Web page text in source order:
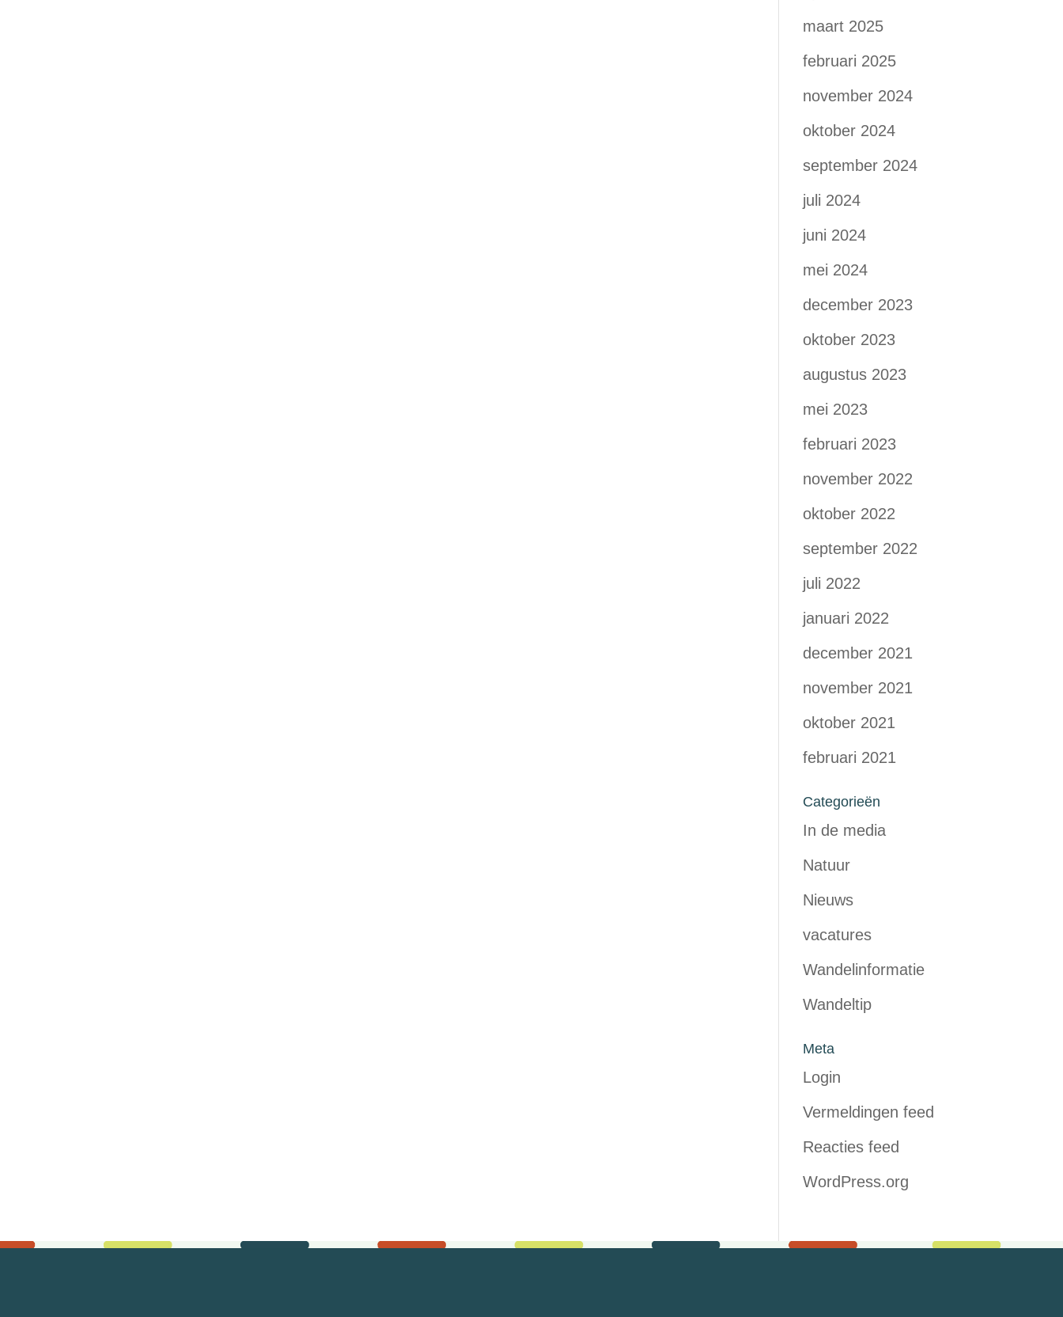
maart 2025
februari 2025
november 2024
oktober 2024
september 2024
juli 2024
juni 2024
mei 2024
december 2023
oktober 2023
augustus 2023
mei 2023
februari 2023
november 2022
oktober 2022
september 2022
juli 2022
januari 2022
december 2021
november 2021
oktober 2021
februari 2021
Categorieën
In de media
Natuur
Nieuws
vacatures
Wandelinformatie
Wandeltip
Meta
Login
Vermeldingen feed
Reacties feed
WordPress.org